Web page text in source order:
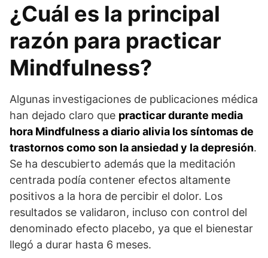
¿Cuál es la principal
razón para practicar
Mindfulness?
Algunas investigaciones de publicaciones médica
han dejado claro que practicar durante media
hora Mindfulness a diario alivia los síntomas de
trastornos como son la ansiedad y la depresión.
Se ha descubierto además que la meditación
centrada podía contener efectos altamente
positivos a la hora de percibir el dolor. Los
resultados se validaron, incluso con control del
denominado efecto placebo, ya que el bienestar
llegó a durar hasta 6 meses.